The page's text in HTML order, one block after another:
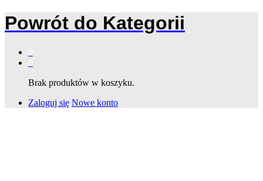
Powrót do Kategorii
Brak produktów w koszyku.
Zaloguj się Nowe konto